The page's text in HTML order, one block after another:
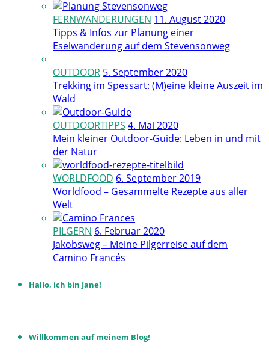
FERNWANDERUNGEN 11. August 2020
Tipps & Infos zur Planung einer
Eselwanderung auf dem Stevensonweg
OUTDOOR 5. September 2020
Trekking im Spessart: (M)eine kleine Auszeit im
Wald
OUTDOORTIPPS 4. Mai 2020
Mein kleiner Outdoor-Guide: Leben in und mit
der Natur
WORLDFOOD 6. September 2019
Worldfood – Gesammelte Rezepte aus aller
Welt
PILGERN 6. Februar 2020
Jakobsweg – Meine Pilgerreise auf dem
Camino Francés
Hallo, ich bin Jane!
Willkommen auf meinem Blog!